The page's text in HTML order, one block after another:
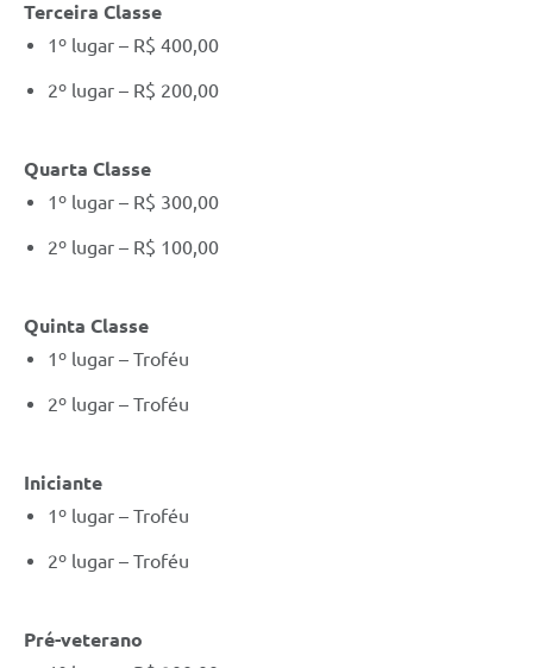
Terceira Classe
1º lugar – R$ 400,00
2º lugar – R$ 200,00
Quarta Classe
1º lugar – R$ 300,00
2º lugar – R$ 100,00
Quinta Classe
1º lugar – Troféu
2º lugar – Troféu
Iniciante
1º lugar – Troféu
2º lugar – Troféu
Pré-veterano